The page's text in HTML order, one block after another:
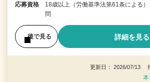
応募資格
18歳以上（労働基準法第61条による
問
後で見る 詳細を見る
更新日： 2026/07/13